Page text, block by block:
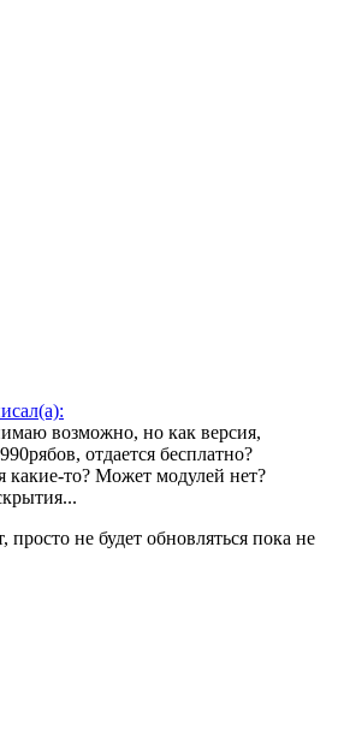
возможно, но как версия,
отдается бесплатно?
какие-то? Может модулей нет?
просто не будет обновляться пока не